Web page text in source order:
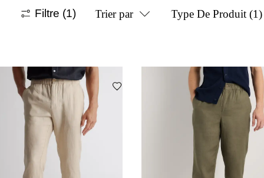
Filtre (1) Trier par Type De Produit (1)